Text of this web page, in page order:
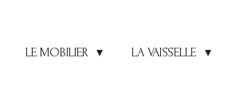
LE MOBILIER LA VAISSELLE